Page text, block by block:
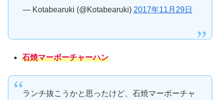
— Kotabearuki (@Kotabearuki) 2017年11月29日
石焼マーボーチャーハン
ランチ抜こうかと思ったけど、石焼マーボーチャ